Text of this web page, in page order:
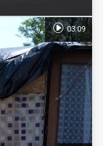
03:09